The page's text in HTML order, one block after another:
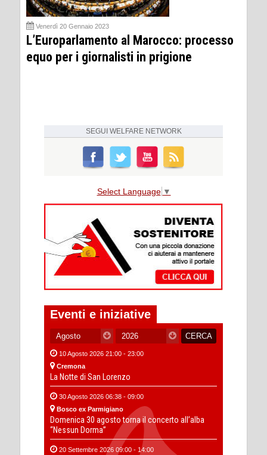
Venerdì 20 Gennaio 2023
L’Europarlamento al Marocco: processo
equo per i giornalisti in prigione
SEGUI WELFARE NETWORK
Select Language ▼
Eventi e iniziative
10 Agosto 2026 21:00 - 23:00
Cremona
La Notte di San Lorenzo
30 Agosto 2026 06:38 - 09:00
Bosco ex Parmigiano
Domenica 30 agosto torna il concerto all’alba
“Nessun Dorma”
20 Settembre 2026 09:00 - 14:00